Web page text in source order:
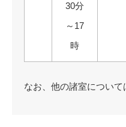
30分
～17
時
なお、他の諸室について